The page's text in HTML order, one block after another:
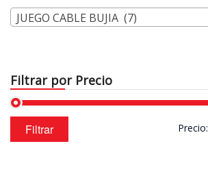
JUEGO CABLE BUJIA (7)
Filtrar por Precio
Precio
mínimo
Precio
máximo
Filtrar Precio: